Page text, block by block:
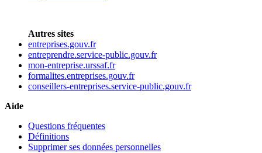
Autres sites
entreprises.gouv.fr
entreprendre.service-public.gouv.fr
mon-entreprise.urssaf.fr
formalites.entreprises.gouv.fr
conseillers-entreprises.service-public.gouv.fr
Aide
Questions fréquentes
Définitions
Supprimer ses données personnelles